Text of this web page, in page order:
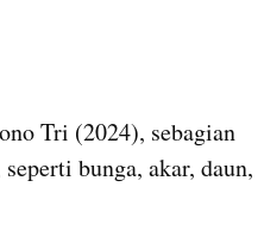
Tri (2024), sebagian
bunga, akar, daun,